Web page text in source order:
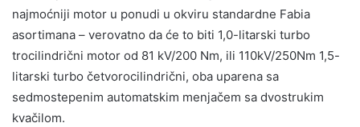
najmoćniji motor u ponudi u okviru standardne Fabia
asortimana – verovatno da će to biti 1,0-litarski turbo
trocilindrični motor od 81 kV/200 Nm, ili 110kV/250Nm 1,5-
litarski turbo četvorocilindrični, oba uparena sa
sedmostepenim automatskim menjačem sa dvostrukim
kvačilom.